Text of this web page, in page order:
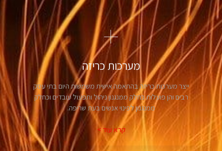
מערכות כריזה
ייצר מערכות כריזה בהתאמה אישית משמשות היום בתי עסק
רבים והן פועלות כחלק ממנגנון ניהול ותפעול עובדים וכחלק
ממנגנון לפינוי אנשים בעת שריפה.
קרא עוד >